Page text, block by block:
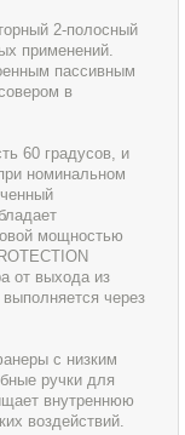
2-полосный
применений.
пассивным
в
60 градусов, и
номинальном
мощностью
от выхода из
через
с низким
ручки для
внутреннюю
воздействий.